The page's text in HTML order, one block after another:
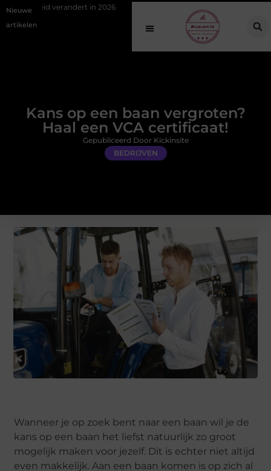
Nieuwe
artikelen
in 2026 Van het Oude Dorp tot de Gouden Driehoek: welke
Kans op een baan vergroten?
Haal een VCA certificaat!
BEDRIJVEN
Gepubliceerd Door Kickinsite
Wanneer je op zoek bent naar een baan wil je de
kans op een baan het liefst natuurlijk zo groot
mogelijk maken voor jezelf. Dit is echter niet altijd
even makkelijk. Aan een baan komen is op zich al